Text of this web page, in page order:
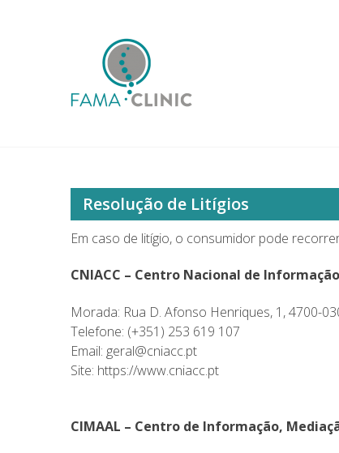
Resolução de Litígios
Em caso de litígio, o consumidor pode
CNIACC – Centro Nacional de
Morada: Rua D. Afonso Henriques, 1, 4700-
Telefone: (+351) 253 619 107
Email: geral@cniacc.pt
Site: https://www.cniacc.pt
CIMAAL – Centro de Informação,